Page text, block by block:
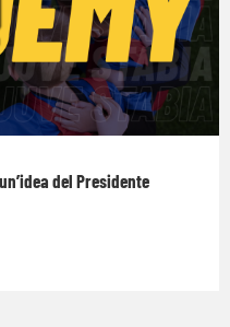
del Presidente